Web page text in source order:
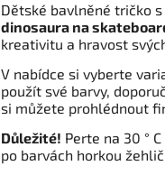
Dětské bavlněné tričko
dinosaura na
kreativitu a hravost
V nabídce si vyberte
použít své barvy,
si můžete prohlédnout
Důležité! Perte na 30 °
po barvách horkou